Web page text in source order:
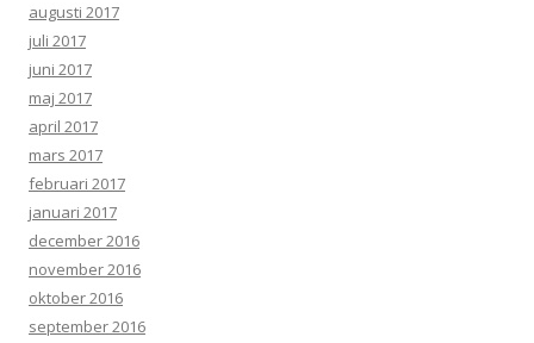
augusti 2017
juli 2017
juni 2017
maj 2017
april 2017
mars 2017
februari 2017
januari 2017
december 2016
november 2016
oktober 2016
september 2016